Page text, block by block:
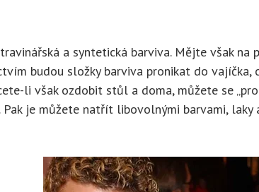
a syntetická barviva. Mějte však na
budou složky barviva pronikat do
li však ozdobit stůl a doma, můžete se
je můžete natřít libovolnými barvami,